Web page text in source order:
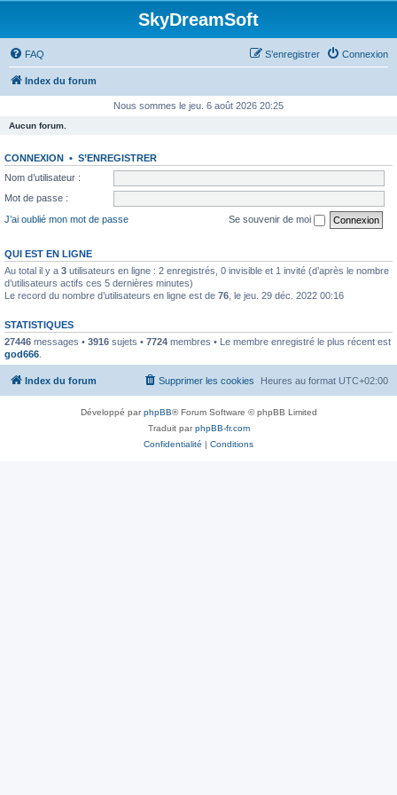
SkyDreamSoft
FAQ Connexion
S’enregistrer
Index du forum
Nous sommes le jeu. 6 août 2026 20:25
Aucun forum.
CONNEXION • S’ENREGISTRER
Nom d’utilisateur :
Mot de passe :
J’ai oublié mon mot de passe
Se souvenir de moi
QUI EST EN LIGNE
Au total il y a 3 utilisateurs en ligne : 2 enregistrés, 0 invisible et 1 invité (d’après le nombre
d’utilisateurs actifs ces 5 dernières minutes)
Le record du nombre d’utilisateurs en ligne est de 76 , le jeu. 29 déc. 2022 00:16
STATISTIQUES
27446 messages • 3916 sujets • 7724 membres • Le membre enregistré le plus récent est
god666
Index du forum Heures au format UTC+02:00
Supprimer les cookies
Développé parphpBB® Forum Software © phpBB Limited
Traduit parphpBB-fr.com
Confidentialité | Conditions